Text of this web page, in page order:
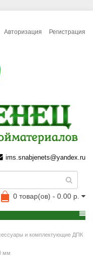
Авторизация Регистрация
ims.snabjenets@yandex.ru
0 товар(ов) - 0.00 р.
и комплектующие ДПК
мм